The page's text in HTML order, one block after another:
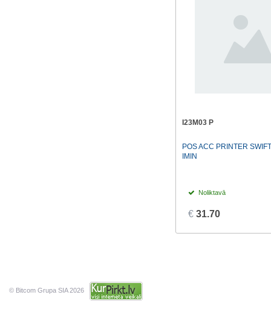
I23M03 P
POS ACC PRINTER
IMIN
Noliktavā
€ 31.70
© Bitcom Grupa SIA 2026